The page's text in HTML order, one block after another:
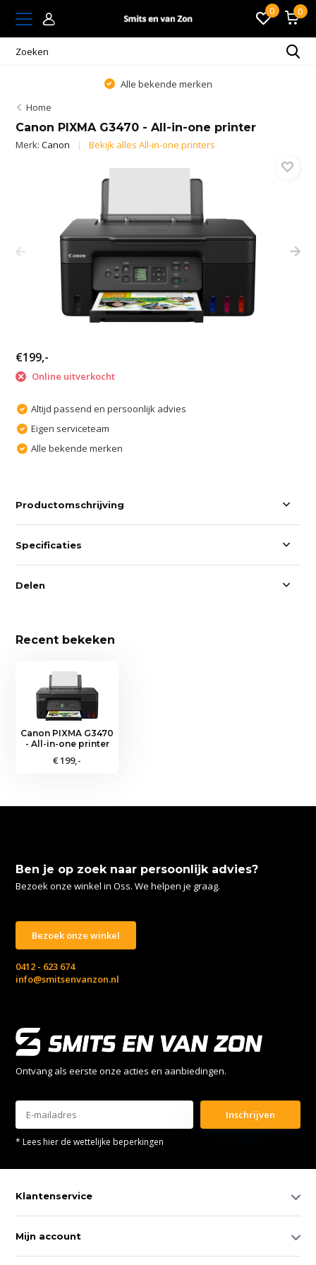
0 0
Alle bekende merken
Home
Canon PIXMA G3470 - All-in-one printer
Merk:Canon Bekijk alles All-in-one printers
€199,-
Online uitverkocht
Altijd passend en persoonlijk advies
Eigen serviceteam
Alle bekende merken
Productomschrijving
Specificaties
Delen
Recent bekeken
Canon PIXMA G3470
- All-in-one printer
€ 199,-
Ben je op zoek naar persoonlijk advies?
Bezoek onze winkel in Oss. We helpen je graag.
Bezoek onze winkel
0412 - 623 674
info@smitsenvanzon.nl
Ontvang als eerste onze acties en aanbiedingen.
Inschrijven
* Lees hier de wettelijke beperkingen
Klantenservice
Mijn account